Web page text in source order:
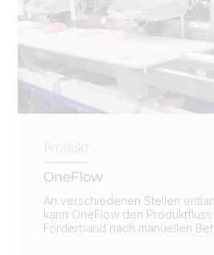
Produkt
OneFlow
An verschiedenen Stellen
kann OneFlow den
Förderband nach manuellen